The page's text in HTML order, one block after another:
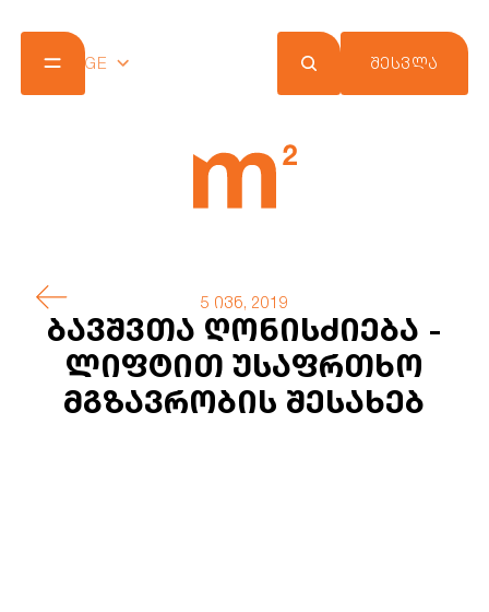
GE ᲨᲔᲡᲕᲚᲐ
5 ივნ, 2019
ბავშვთა ღონისძიება -
ლიფტით უსაფრთხო
მგზავრობის შესახებ